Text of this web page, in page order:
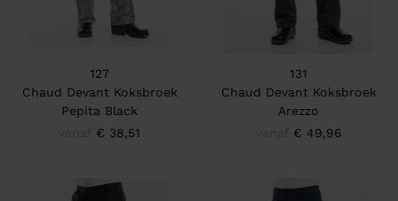
127
Chaud Devant Koksbroek
Pepita Black
€ 38,51
131
Chaud Devant Koksbroek
Arezzo
€ 49,96